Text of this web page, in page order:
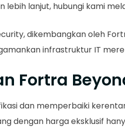
lebih lanjut, hubungi kami
dikembangkan oleh
infrastruktur IT
Fortra
dan memperbaiki
dengan harga eksklusif